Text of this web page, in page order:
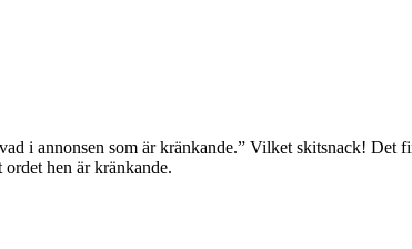
i annonsen som är kränkande.” Vilket skitsnack!
hen är kränkande.